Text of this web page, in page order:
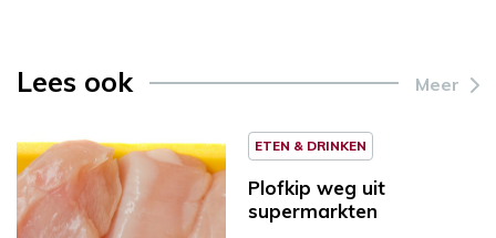
Lees ook Meer
ETEN & DRINKEN
Plofkip weg uit
supermarkten